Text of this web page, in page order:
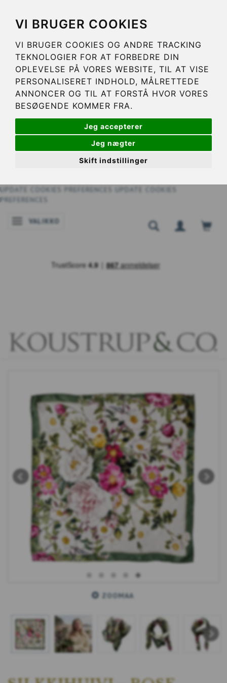
VI BRUGER COOKIES
VI BRUGER COOKIES OG ANDRE TRACKING
TEKNOLOGIER FOR AT FORBEDRE DIN
OPLEVELSE PÅ VORES WEBSITE, TIL AT VISE
PERSONALISERET INDHOLD, MÅLRETTEDE
ANNONCER OG TIL AT FORSTÅ HVOR VORES
BESØGENDE KOMMER FRA.
Jeg accepterer
Jeg nægter
Skift indstillinger
UPDATE COOKIES PREFERENCES
UPDATE COOKIES
PREFERENCES
VAIHDA NAVIGOINNIN TILAA
VALIKKO
ZOOMAA